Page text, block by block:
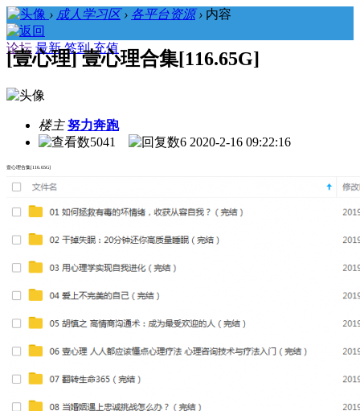
› 成人学习区 › 各平台资源 › 内容
论坛 最新 签到 充值
[壹心理] 壹心理合集[116.65G]
楼主 努力奔跑
5041
6 2020-2-16 09:22:16
壹心理合集[116.65G]